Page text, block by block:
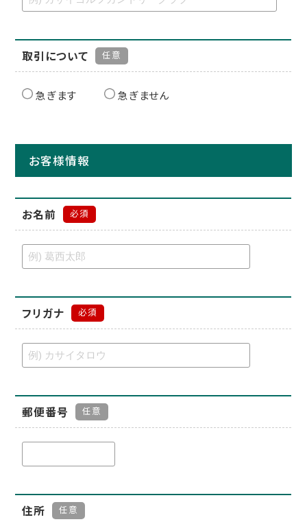
取引について 任意
急ぎます 急ぎません
お客様情報
お名前 必須
フリガナ 必須
郵便番号 任意
住所 任意